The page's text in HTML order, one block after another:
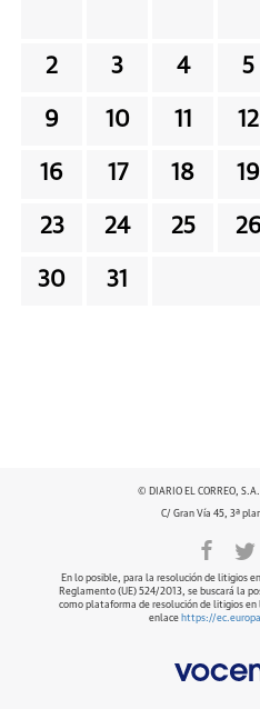
2 3 4 5
9 10 11 12
16 17 18 19
23 24 25
30 31
© DIARIO EL CORREO,
C/ Gran Vía 45, 3ª
En lo posible, para la resolución de litigios
Reglamento (UE) 524/2013, se buscará la
como plataforma de resolución de litigios en
enlace https://